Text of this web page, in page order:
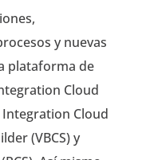
y nuevas
plataforma de
Cloud
Cloud
(VBCS) y